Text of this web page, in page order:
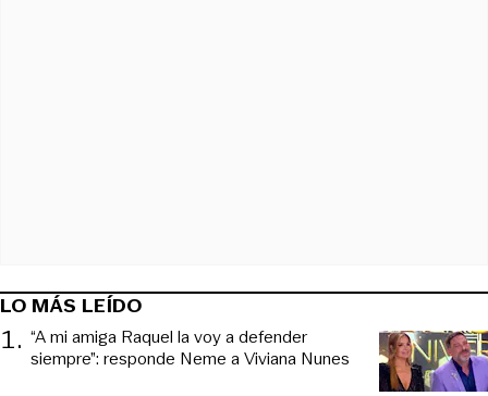
LO MÁS LEÍDO
1. “A mi amiga Raquel la voy a defender
siempre”: responde Neme a Viviana Nunes